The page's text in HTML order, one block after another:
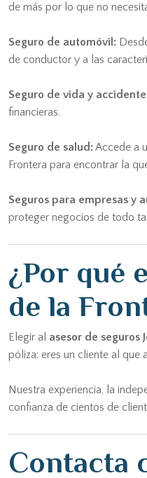
de más por lo que no
Seguro de automóvil:
de conductor y a las
Seguro de vida y
financieras.
Seguro de salud:Accede a
Frontera para encontrar la
Seguros para empresas y
proteger negocios de todo
¿Por qué
de la
Elegir al asesor de seguros
póliza: eres un cliente al que
Nuestra experiencia, la
confianza de cientos de
Contacta